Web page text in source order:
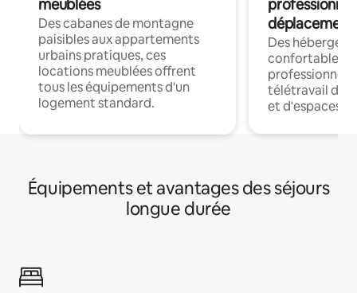
meublées
Des cabanes de montagne
paisibles aux appartements
urbains pratiques, ces
locations meublées offrent
tous les équipements d'un
logement standard.
déplacement
Des
confortables
professionnels
télétravail
et d'espaces
Équipements et avantages des séjours
longue durée